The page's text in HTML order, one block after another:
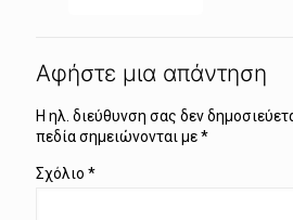
Αφήστε μια απάντηση
Η ηλ. διεύθυνση σας δεν
πεδία σημειώνονται με*
Σχόλιο *